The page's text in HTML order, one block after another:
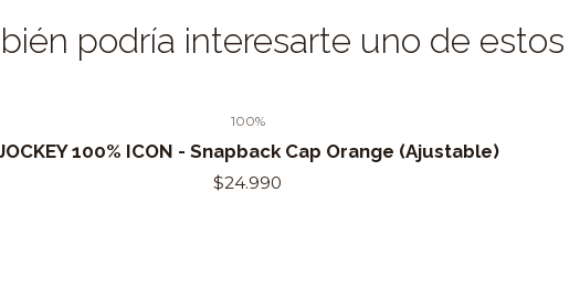
podría interesarte uno de estos
100%
100% ICON - Snapback Cap Orange (Ajustable)
$24.990